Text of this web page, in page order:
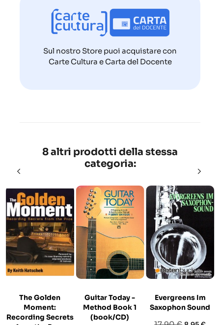
Sul nostro Store puoi acquistare con
Carte Cultura e Carta del Docente
8 altri prodotti della stessa
categoria:
The Golden
Moment:
Recording Secrets
Guitar Today -
Method Book 1
(book/CD)
Evergreens Im
Saxophon Sound